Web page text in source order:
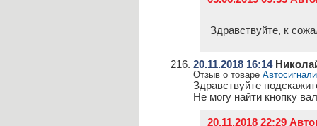
Здравствуйте, к
20.11.2018 16:14
Отзыв о товаре
Здравствуйте
Не могу найти кнопку
20.11.2018 22:29